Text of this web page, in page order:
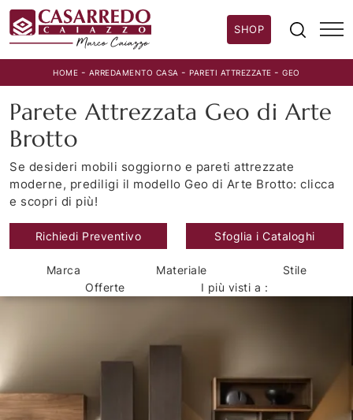
SHOP
HOME - ARREDAMENTO CASA -PARETI ATTREZZATE -GEO
Parete Attrezzata Geo di Arte
Brotto
Se desideri mobili soggiorno e pareti attrezzate
moderne, prediligi il modello Geo di Arte Brotto: clicca
e scopri di più!
Richiedi Preventivo Sfoglia i Cataloghi
Marca Materiale
Stile
Offerte
I più visti a :